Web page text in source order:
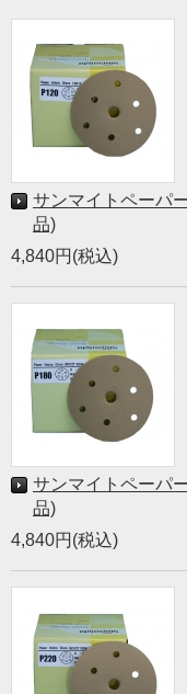
サンマイトペーパ
品)
4,840円(税込)
サンマイトペーパ
品)
4,840円(税込)